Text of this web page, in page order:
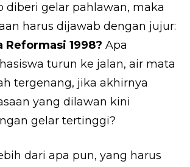
diberi gelar pahlawan, maka
harus dijawab dengan jujur:
Reformasi 1998? Apa
turun ke jalan, air mata
tergenang, jika akhirnya
yang dilawan kini
gelar tertinggi?
dari apa pun, yang harus